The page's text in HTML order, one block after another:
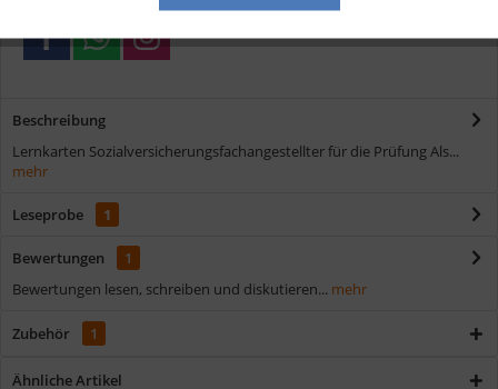
Beschreibung
Lernkarten Sozialversicherungsfachangestellter für die Prüfung Als...
mehr
Leseprobe 1
Bewertungen
1
Bewertungen lesen, schreiben und diskutieren... mehr
Zubehör 1
Ähnliche Artikel